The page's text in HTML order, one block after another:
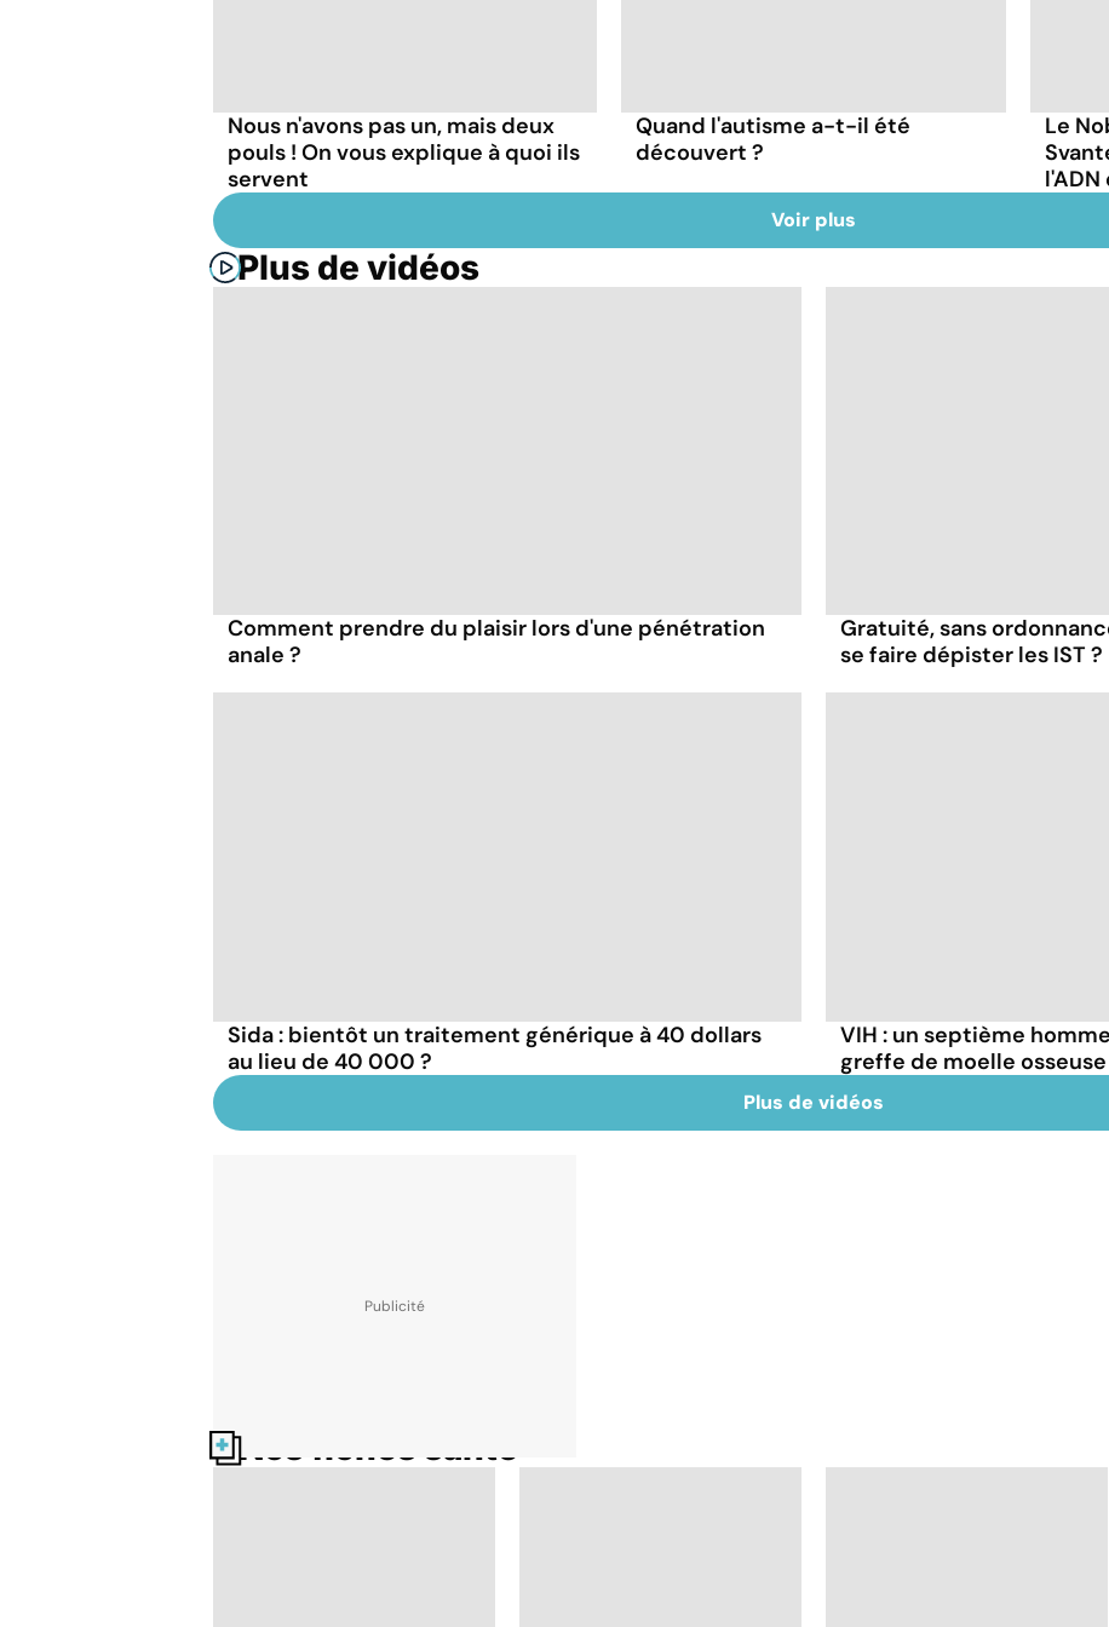
Nous n'avons pas un, mais deux
pouls ! On vous explique à quoi ils
servent
Quand l'autisme a-t-il été
découvert ?
Le
Voir plus
Plus de vidéos
Comment prendre du plaisir lors d'une pénétration
anale ?
Gratuité, sans
se faire dépister les IST ?
Sida : bientôt un traitement générique à 40 dollars
au lieu de 40 000 ?
VIH : un septième
greffe de moelle osseuse
Plus de vidéos
Nos fiches santé